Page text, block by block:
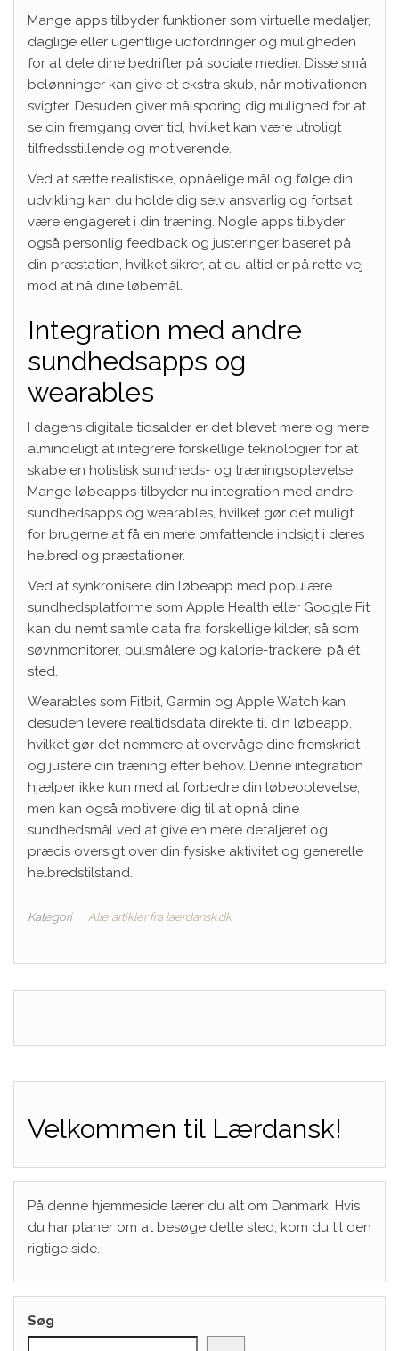
Mange apps tilbyder funktioner som virtuelle medaljer,
daglige eller ugentlige udfordringer og muligheden
for at dele dine bedrifter på sociale medier. Disse små
belønninger kan give et ekstra skub, når motivationen
svigter. Desuden giver målsporing dig mulighed for at
se din fremgang over tid, hvilket kan være utroligt
tilfredsstillende og motiverende.
Ved at sætte realistiske, opnåelige mål og følge din
udvikling kan du holde dig selv ansvarlig og fortsat
være engageret i din træning. Nogle apps tilbyder
også personlig feedback og justeringer baseret på
din præstation, hvilket sikrer, at du altid er på rette vej
mod at nå dine løbemål.
Integration med andre
sundhedsapps og
wearables
I dagens digitale tidsalder er det blevet mere og mere
almindeligt at integrere forskellige teknologier for at
skabe en holistisk sundheds- og træningsoplevelse.
Mange løbeapps tilbyder nu integration med andre
sundhedsapps og wearables, hvilket gør det muligt
for brugerne at få en mere omfattende indsigt i deres
helbred og præstationer.
Ved at synkronisere din løbeapp med populære
sundhedsplatforme som Apple Health eller Google Fit
kan du nemt samle data fra forskellige kilder, så som
søvnmonitorer, pulsmålere og kalorie-trackere, på ét
sted.
Wearables som Fitbit, Garmin og Apple Watch kan
desuden levere realtidsdata direkte til din løbeapp,
hvilket gør det nemmere at overvåge dine fremskridt
og justere din træning efter behov. Denne integration
hjælper ikke kun med at forbedre din løbeoplevelse,
men kan også motivere dig til at opnå dine
sundhedsmål ved at give en mere detaljeret og
præcis oversigt over din fysiske aktivitet og generelle
helbredstilstand.
Kategori Alle artikler fra laerdansk.dk
Velkommen til Lærdansk!
På denne hjemmeside lærer du alt om Danmark. Hvis
du har planer om at besøge dette sted, kom du til den
rigtige side.
Søg